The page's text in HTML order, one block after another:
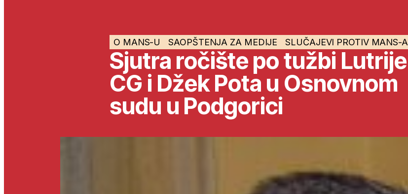
O MANS-U SAOPŠTENJA ZA MEDIJE SLUČAJEVI PROTIV MANS-A
Sjutra ročište po tužbi Lutrije
CG i Džek Pota u Osnovnom
sudu u Podgorici